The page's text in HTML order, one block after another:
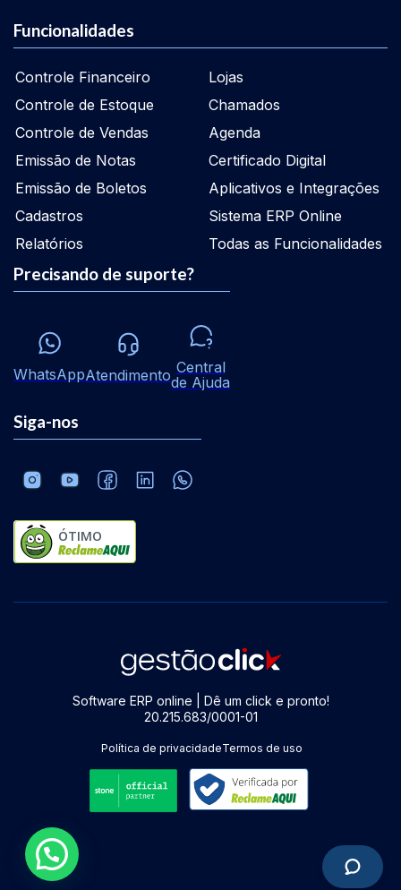
Funcionalidades
Controle Financeiro
Controle de Estoque
Controle de Vendas
Emissão de Notas
Emissão de Boletos
Cadastros
Relatórios
Lojas
Chamados
Agenda
Certificado Digital
Aplicativos e Integrações
Sistema ERP Online
Todas as Funcionalidades
Precisando de suporte?
WhatsAppAtendimento Central
de Ajuda
Siga-nos
ÓTIMO
Software ERP online | Dê um click e pronto!
20.215.683/0001-01
Política de privacidadeTermos de uso